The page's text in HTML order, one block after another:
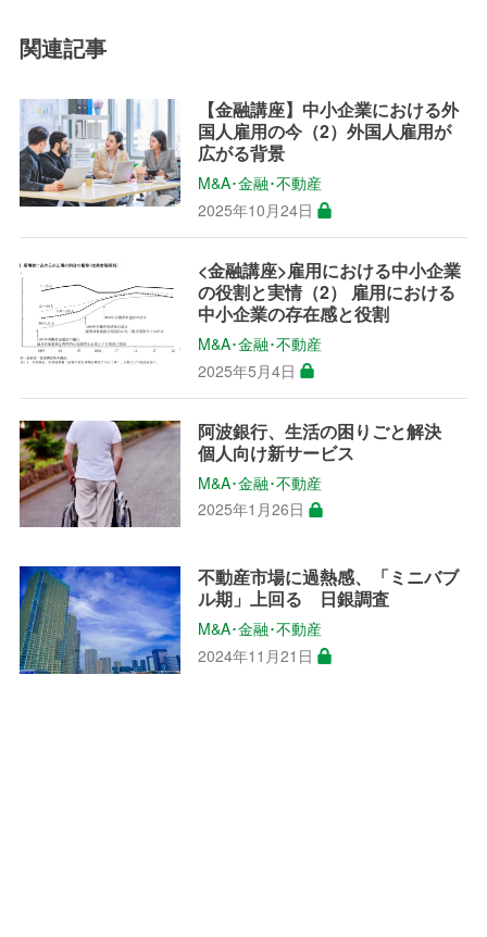
関連記事
【金融講座】中小企業における外
国人雇用の今（2）外国人雇用が
広がる背景
M&A･金融･不動産
2025年10月24日
<金融講座>雇用における中小企業
の役割と実情（2） 雇用における
中小企業の存在感と役割
M&A･金融･不動産
2025年5月4日
阿波銀行、生活の困りごと解決
個人向け新サービス
M&A･金融･不動産
2025年1月26日
不動産市場に過熱感、「ミニバブ
ル期」上回る 日銀調査
M&A･金融･不動産
2024年11月21日